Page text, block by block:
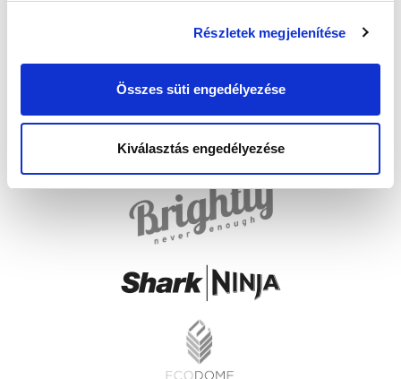
Részletek megjelenítése
Összes süti engedélyezése
Kiválasztás engedélyezése